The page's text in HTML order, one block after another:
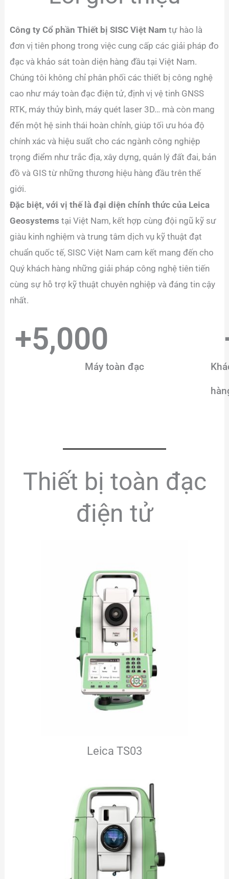
Công ty Cổ phần Thiết bị SISC Việt Nam tự hào là
đơn vị tiên phong trong việc cung cấp các giải pháp đo
đạc và khảo sát toàn diện hàng đầu tại Việt Nam.
Chúng tôi không chỉ phân phối các thiết bị công nghệ
cao như máy toàn đạc điện tử, định vị vệ tinh GNSS
RTK, máy thủy bình, máy quét laser 3D… mà còn mang
đến một hệ sinh thái hoàn chỉnh, giúp tối ưu hóa độ
chính xác và hiệu suất cho các ngành công nghiệp
trọng điểm như trắc địa, xây dựng, quản lý đất đai, bản
đồ và GIS từ những thương hiệu hàng đầu trên thế
giới.
Đặc biệt, với vị thế là đại diện chính thức của Leica
Geosystems tại Việt Nam, kết hợp cùng đội ngũ kỹ sư
giàu kinh nghiệm và trung tâm dịch vụ kỹ thuật đạt
chuẩn quốc tế, SISC Việt Nam cam kết mang đến cho
Quý khách hàng những giải pháp công nghệ tiên tiến
cùng sự hỗ trợ kỹ thuật chuyên nghiệp và đáng tin cậy
nhất.
Máy toàn đạc
+5,000
Thiết bị toàn đạc
điện tử
Leica TS03